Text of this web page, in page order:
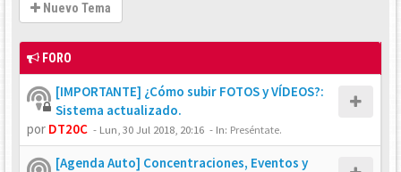
Nuevo Tema
FORO
[IMPORTANTE] ¿Cómo subir FOTOS y VÍDEOS?:
Sistema actualizado.
por DT20C - Lun, 30 Jul 2018, 20:16 - In: Preséntate.
[Agenda Auto] Concentraciones, Eventos y